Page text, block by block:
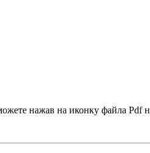
нажав на иконку файла Pdf